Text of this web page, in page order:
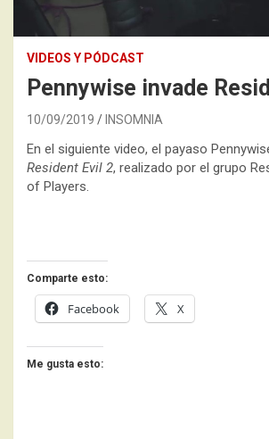
VIDEOS Y PÓDCAST
Pennywise invade
10/09/2019 INSOMNIA
En el siguiente video, el payaso
Resident Evil 2, realizado por el grupo
of Players.
Comparte esto:
Facebook X
Me gusta esto: